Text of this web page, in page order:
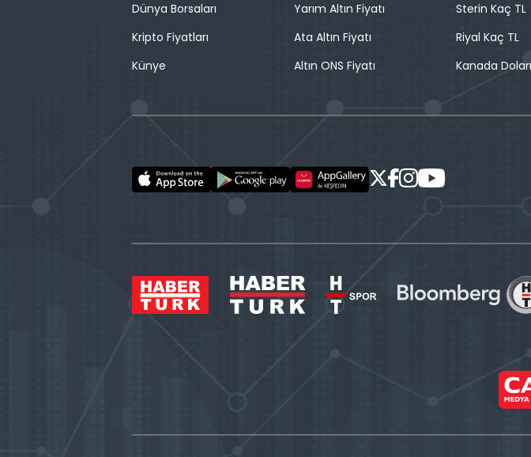
Dünya Borsaları
Kripto Fiyatları
Künye
Yarım Altın Fiyatı
Ata Altın Fiyatı
Altın ONS Fiyatı
Sterin Kaç TL
Riyal Kaç TL
Kanada Doları